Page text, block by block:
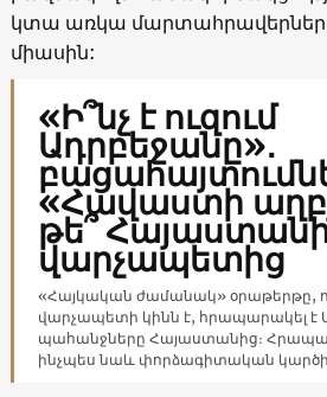
կտա առկա
միասին:
«Ի՞նչ է ուզում
Ադրբեջանը»․
«Հավաստի
թե՞
վարչապետից
«Հայկական ժամանակ» օրաթերթը,
վարչապետի կինն է, հրապարակել է
պահանջները Հայաստանից։
ինչպես նաև փորձագիտական